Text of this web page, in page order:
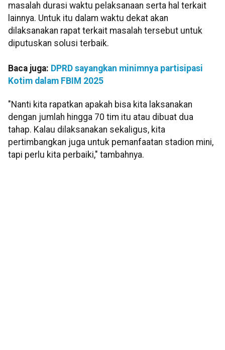
masalah durasi waktu pelaksanaan serta hal terkait
lainnya. Untuk itu dalam waktu dekat akan
dilaksanakan rapat terkait masalah tersebut untuk
diputuskan solusi terbaik.
Baca juga: DPRD sayangkan minimnya partisipasi
Kotim dalam FBIM 2025
"Nanti kita rapatkan apakah bisa kita laksanakan
dengan jumlah hingga 70 tim itu atau dibuat dua
tahap. Kalau dilaksanakan sekaligus, kita
pertimbangkan juga untuk pemanfaatan stadion mini,
tapi perlu kita perbaiki," tambahnya.